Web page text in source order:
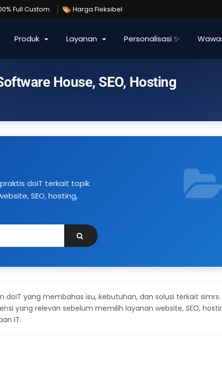
Full Custom Harga Fleksibel
Produk Layanan Personalisasi ✨
House, SEO, Hosting
doIT terkait topik
SEO, hosting,
doIT yang membahas isu, kebutuhan, dan solusi terkait simrs.
yang relevan sebelum memilih layanan website, SEO,
IT.